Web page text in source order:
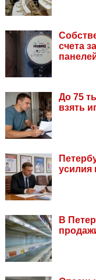
счета
До 75
взять
усилия
В